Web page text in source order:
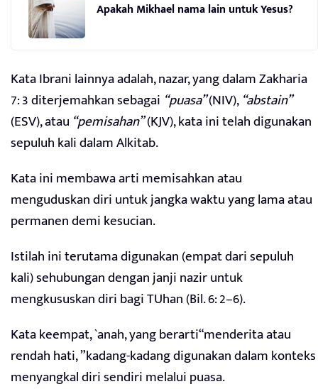
Apakah Mikhael nama lain untuk Yesus?
Kata Ibrani lainnya adalah, nazar, yang dalam Zakharia
7: 3 diterjemahkan sebagai “puasa”(NIV),“abstain”
(ESV), atau “pemisahan”(KJV), kata ini telah digunakan
sepuluh kali dalam Alkitab.
Kata ini membawa arti memisahkan atau
menguduskan diri untuk jangka waktu yang lama atau
permanen demi kesucian.
Istilah ini terutama digunakan (empat dari sepuluh
kali) sehubungan dengan janji nazir untuk
mengkususkan diri bagi TUhan (Bil. 6: 2–6).
Kata keempat, `anah, yang berarti“menderita atau
rendah hati, ”kadang-kadang digunakan dalam konteks
menyangkal diri sendiri melalui puasa.